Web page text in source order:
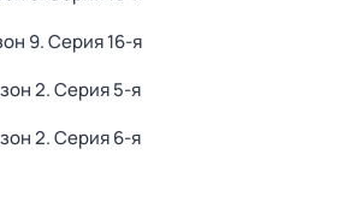
9. Серия 16-я
2. Серия 5-я
2. Серия 6-я